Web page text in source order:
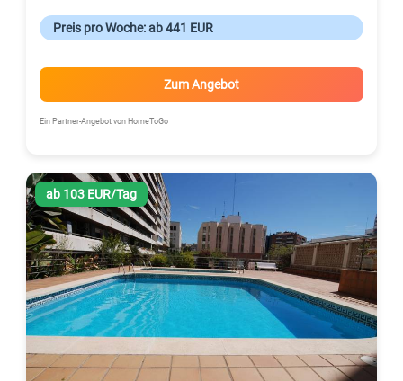
Preis pro Woche: ab 441 EUR
Zum Angebot
Ein Partner-Angebot von HomeToGo
ab 103 EUR/Tag